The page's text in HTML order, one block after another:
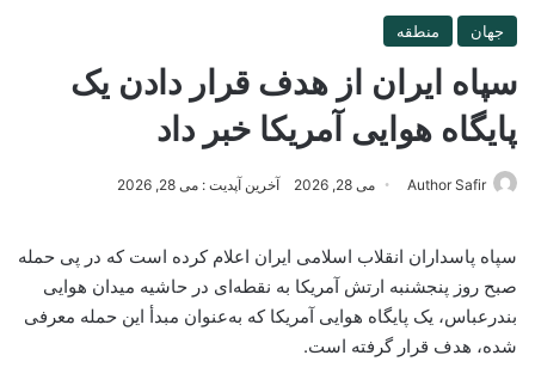
جهان منطقه
سپاه ایران از هدف قرار دادن یک
پایگاه هوایی آمریکا خبر داد
Author Safir می 28, 2026 آخرین آپدیت : می 28, 2026
سپاه پاسداران انقلاب اسلامی ایران اعلام کرده است که در پی حمله
صبح روز پنجشنبه ارتش آمریکا به نقطه‌ای در حاشیه میدان هوایی
بندرعباس، یک پایگاه هوایی آمریکا که به‌عنوان مبدأ این حمله معرفی
شده، هدف قرار گرفته است.